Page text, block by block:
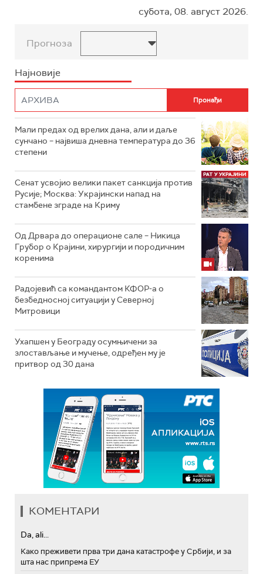
субота, 08. август 2026.
Прогноза
Најновије
Мали предах од врелих дана, али и даље
сунчано – највиша дневна температура до 36
степени
Сенат усвојио велики пакет санкција против
Русије; Москва: Украјински напад на
стамбене зграде на Криму
Од Дрвара до операционе сале – Никица
Грубор о Крајини, хирургији и породичним
коренима
Радојевић са командантом КФОР-а о
безбедносној ситуацији у Северној
Митровици
Ухапшен у Београду осумњичени за
злостављање и мучење, одређен му је
притвор од 30 дана
КОМЕНТАРИ
Da, ali...
Како преживети прва три дана катастрофе у Србији, и за
шта нас припрема ЕУ